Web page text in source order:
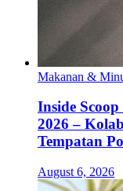
Makanan &
Inside
2026 –
Tempatan
August 6, 2026